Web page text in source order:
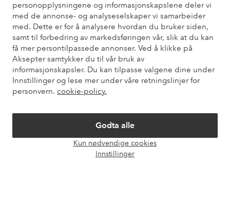
personopplysningene og informasjonskapslene deler vi
med de annonse- og analyseselskaper vi samarbeider
med. Dette er for å analysere hvordan du bruker siden,
samt til forbedring av markedsføringen vår, slik at du kan
få mer persontilpassede annonser. Ved å klikke på
Aksepter samtykker du til vår bruk av
informasjonskapsler. Du kan tilpasse valgene dine under
Innstillinger og lese mer under våre retningslinjer for
personvern. cookie-policy.
Godta alle
Kun nødvendige cookies
Innstillinger
Du finner svar på de vanligste spørsmålene i vår FAQ. Du finner
også informasjon om hvordan du kan kontakte oss.
Kundeservice Bestilling Betalingsmåte
Mine sider
Om Ellos